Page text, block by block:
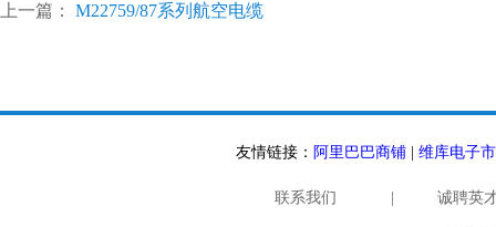
上一篇： M22759/87系列航空电缆
友情链接： 阿里巴巴商铺 维库电子
联系我们 诚聘英